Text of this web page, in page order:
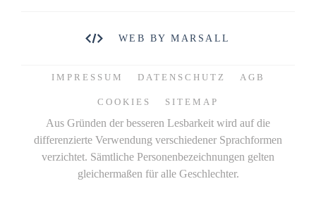
WEB BY MARSALL
IMPRESSUM DATENSCHUTZ AGB
COOKIES SITEMAP
Aus Gründen der besseren Lesbarkeit wird auf die
differenzierte Verwendung verschiedener Sprachformen
verzichtet. Sämtliche Personenbezeichnungen gelten
gleichermaßen für alle Geschlechter.